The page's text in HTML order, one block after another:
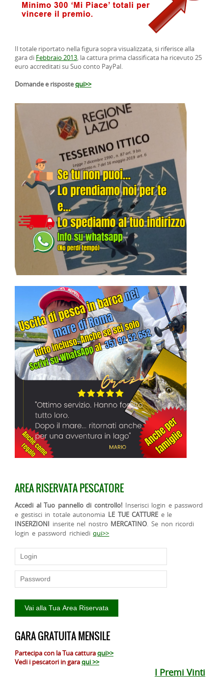
Il totale riportato nella figura sopra visualizzata, si riferisce alla
gara di Febbraio 2013, la cattura prima classificata ha ricevuto 25
euro accreditati su Suo conto PayPal.
Domande e rispostequi>>
AREA RISERVATA PESCATORE
Accedi al Tuo pannello di controllo! Inserisci login e password
e gestisci in totale autonomia LE TUE CATTURE e le
INSERZIONI inserite nel nostro MERCATINO. Se non ricordi
login e password richiediqui>>
GARA GRATUITA MENSILE
Partecipa con la Tua catturaqui>>
Vedi i pescatori in garaqui >>
I Premi Vinti